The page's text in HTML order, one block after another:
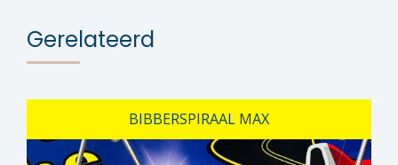
Gerelateerd
BIBBERSPIRAAL MAX